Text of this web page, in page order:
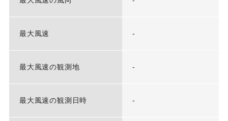
最大風速 -
最大風速の観測地 -
最大風速の観測日時 -